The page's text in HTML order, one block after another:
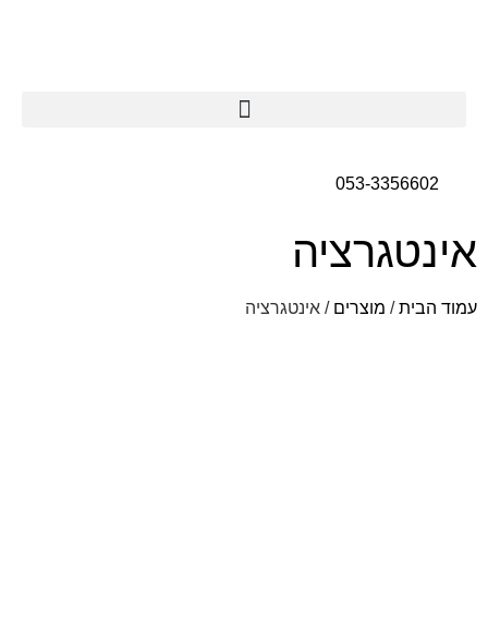
053-3356602
אינטגרציה
עמוד הבית/ מוצרים / אינטגרציה